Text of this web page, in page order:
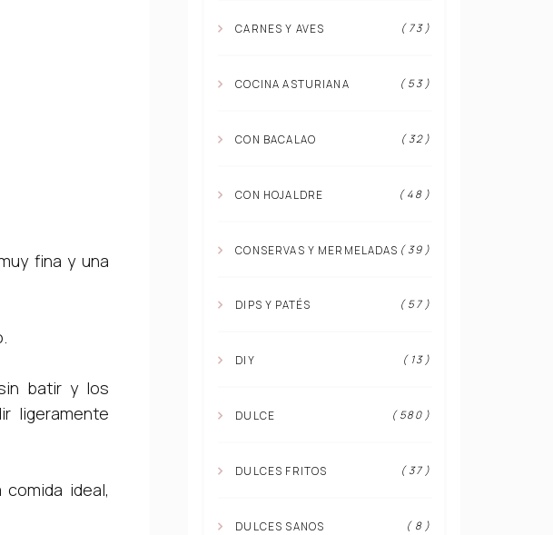
fina y una
batir y los
ligeramente
ideal,
CARNES Y AVES ( 73 )
COCINA ASTURIANA ( 53 )
CON BACALAO ( 32 )
CON HOJALDRE ( 48 )
CONSERVAS Y MERMELADAS ( 39 )
DIPS Y PATÉS ( 57 )
DIY ( 13 )
DULCE ( 580 )
DULCES FRITOS ( 37 )
DULCES SANOS ( 8 )